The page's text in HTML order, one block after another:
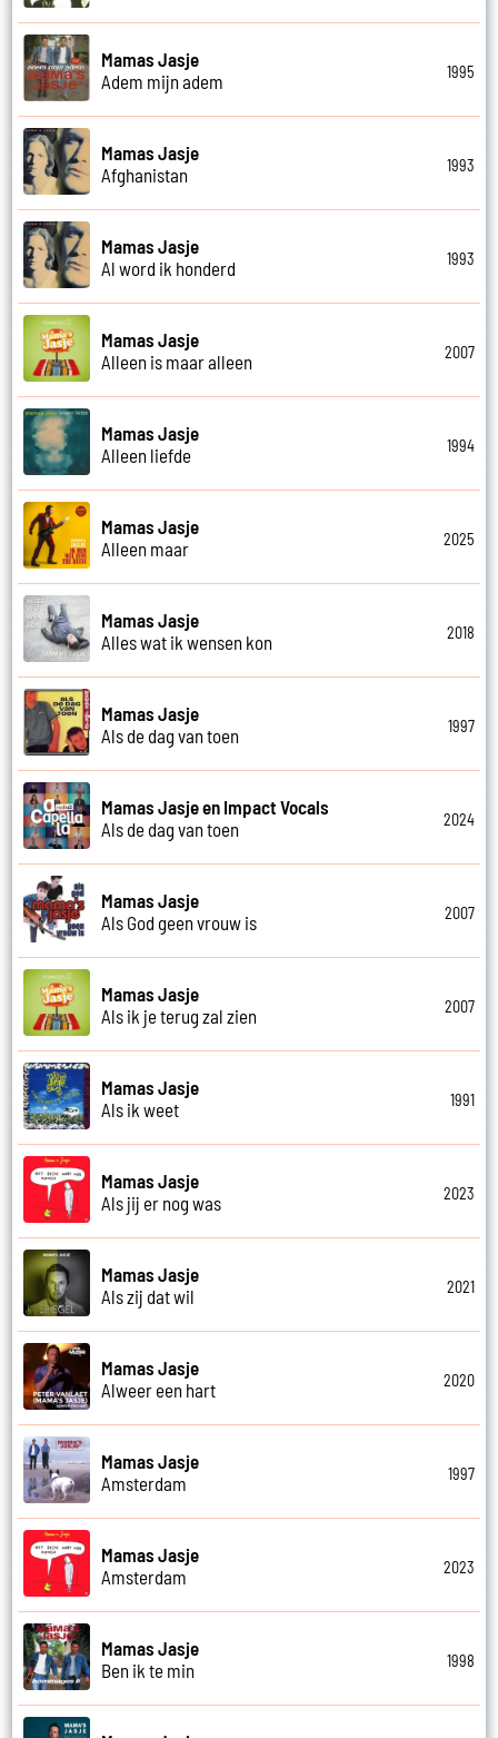
Mamas Jasje
Adem mijn adem
1995
Mamas Jasje
Afghanistan
1993
Mamas Jasje
Al word ik honderd
1993
Mamas Jasje
Alleen is maar alleen
2007
Mamas Jasje
Alleen liefde
1994
Mamas Jasje
Alleen maar
2025
Mamas Jasje
Alles wat ik wensen kon
2018
Mamas Jasje
Als de dag van toen
1997
Mamas Jasje en Impact Vocals
Als de dag van toen
2024
Mamas Jasje
Als God geen vrouw is
2007
Mamas Jasje
Als ik je terug zal zien
2007
Mamas Jasje
Als ik weet
1991
Mamas Jasje
Als jij er nog was
2023
Mamas Jasje
Als zij dat wil
2021
Mamas Jasje
Alweer een hart
2020
Mamas Jasje
Amsterdam
1997
Mamas Jasje
Amsterdam
2023
Mamas Jasje
Ben ik te min
1998